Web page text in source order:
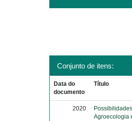
Conjunto de itens:
Data do
documento
Título
2020
Agroecologia